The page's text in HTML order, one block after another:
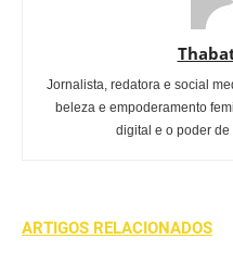
Jornalista, redatora e social
beleza e empoderamento
digital e o poder
ARTIGOS RELACIONADOS